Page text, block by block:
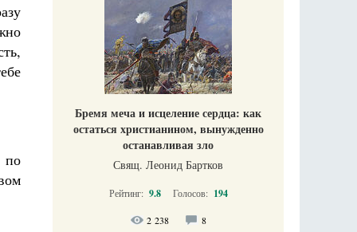
по
Бремя меча и исцеление сердца: как
остаться христианином, вынужденно
останавливая зло
Свящ. Леонид Бартков
Рейтинг: 9.8 Голосов: 194
2 238 8